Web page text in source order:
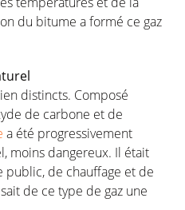
du bitume a formé ce gaz
distincts. Composé
de carbone et de
a été progressivement
moins dangereux. Il était
public, de chauffage et de
de ce type de gaz une